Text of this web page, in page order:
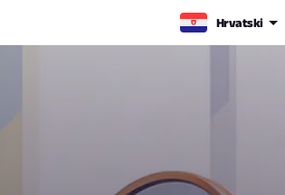
Hrvatski